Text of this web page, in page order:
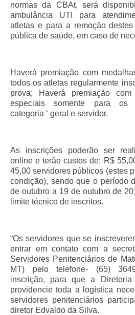
normas da CBAt, será
ambulância UTI para
atletas e para a remoção
pública de saúde, em caso de
Haverá premiação com
todos os atletas regularmente
prova; Haverá premiação
especiais somente para os
categoria ‘ geral e servidor.
As inscrições poderão ser
online e terão custos de: R$
45,00 servidores públicos (estes
condição), sendo que o período
de outubro a 19 de outubro de
limite técnico de inscritos.
“Os servidores que se
entrar em contato com a
Servidores Penitenciários de
MT) pelo telefone- (65)
inscrição, para que a
providencie toda a logística
servidores penitenciários
diretor Edvaldo da Silva.